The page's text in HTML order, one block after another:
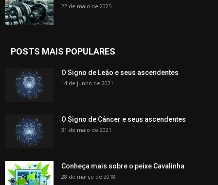
22 de maio de 2025
POSTS MAIS POPULARES
O Signo de Leão e seus ascendentes
14 de junho de 2021
O Signo de Câncer e seus ascendentes
31 de maio de 2021
Conheça mais sobre o peixe Cavalinha
28 de março de 2018